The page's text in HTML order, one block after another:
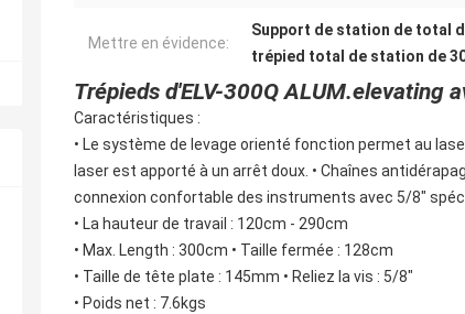
Mettre en évidence:
Support de station de total
trépied total de station de
Trépieds d'ELV-300Q ALUM.elevating
Caractéristiques :
• Le système de levage orienté fonction permet au
laser est apporté à un arrêt doux. • Chaînes
connexion confortable des instruments avec 5/8"
• La hauteur de travail : 120cm - 290cm
• Max. Length : 300cm • Taille fermée : 128cm
• Taille de tête plate : 145mm • Reliez la vis : 5/8"
• Poids net : 7.6kgs